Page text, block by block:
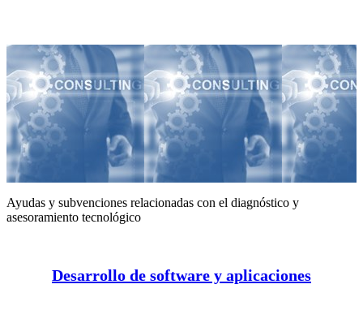
Ayudas y subvenciones relacionadas con el diagnóstico y
asesoramiento tecnológico
Desarrollo de software y aplicaciones